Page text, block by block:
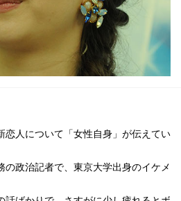
恋人について「女性自身」が伝えてい
の政治記者で、東京大学出身のイケメ